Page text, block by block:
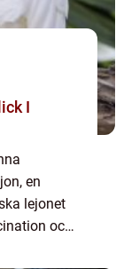
en
lejonet
och